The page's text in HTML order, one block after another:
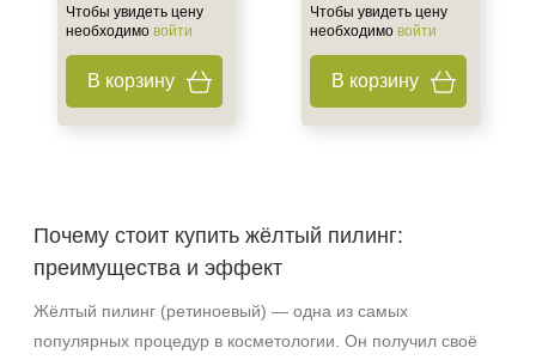
Чтобы увидеть цену
необходимо войти
В корзину
Чтобы увидеть цену
необходимо войти
В корзину
Почему стоит купить жёлтый пилинг:
преимущества и эффект
Жёлтый пилинг (ретиноевый) — одна из самых
популярных процедур в косметологии. Он получил своё